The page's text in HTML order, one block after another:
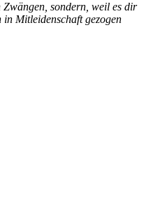
Zwängen, sondern, weil es dir
Mitleidenschaft gezogen